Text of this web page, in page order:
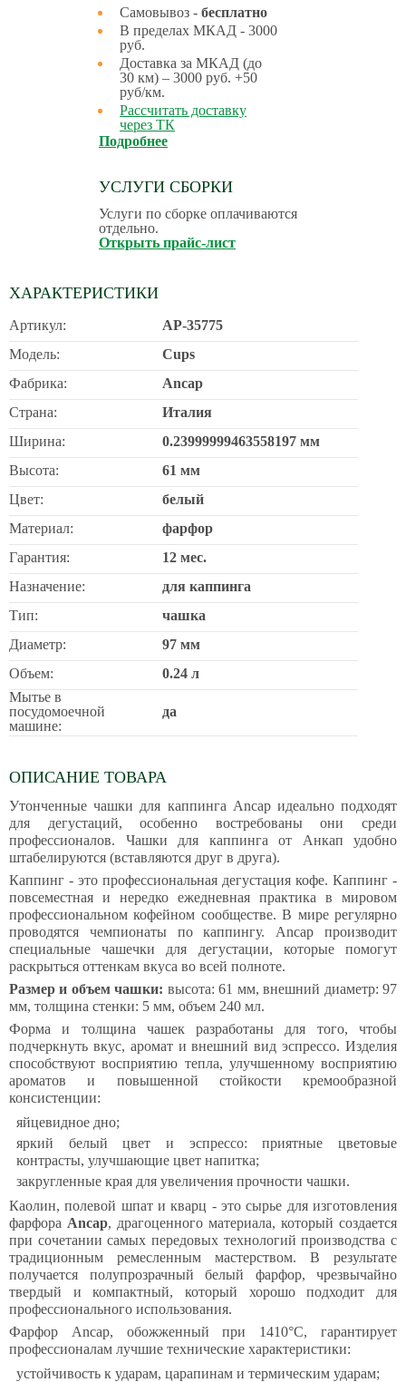
Самовывоз - бесплатно
В пределах МКАД - 3000
руб.
Доставка за МКАД (до
30 км) – 3000 руб. +50
руб/км.
Рассчитать доставку
через ТК
Подробнее
УСЛУГИ СБОРКИ
Услуги по сборке оплачиваются
отдельно.
Открыть прайс-лист
ХАРАКТЕРИСТИКИ
Артикул:
AP-35775
Модель:
Cups
Фабрика:
Ancap
Страна:
Италия
Ширина:
0.23999999463558197 мм
Высота:
61 мм
Цвет:
белый
Материал:
фарфор
Гарантия:
12 мес.
Назначение:
для каппинга
Тип:
чашка
Диаметр:
97 мм
Объем:
0.24 л
Мытье в
посудомоечной
машине:
да
ОПИСАНИЕ ТОВАРА
Утонченные чашки для каппинга Ancаp идеально подходят
для дегустаций, особенно востребованы они среди
профессионалов. Чашки для каппинга от Анкап удобно
штабелируются (вставляются друг в друга).
Каппинг - это профессиональная дегустация кофе. Каппинг -
повсеместная и нередко ежедневная практика в мировом
профессиональном кофейном сообществе. В мире регулярно
проводятся чемпионаты по каппингу. Ancap производит
специальные чашечки для дегустации, которые помогут
раскрыться оттенкам вкуса во всей полноте.
Размер и объем чашки: высота: 61 мм, внешний диаметр: 97
мм, толщина стенки: 5 мм, объем 240 мл.
Форма и толщина чашек разработаны для того, чтобы
подчеркнуть вкус, аромат и внешний вид эспрессо. Изделия
способствуют восприятию тепла, улучшенному восприятию
ароматов и повышенной стойкости кремообразной
консистенции:
яйцевидное дно;
яркий белый цвет и эспрессо: приятные цветовые
контрасты, улучшающие цвет напитка;
закругленные края для увеличения прочности чашки.
Каолин, полевой шпат и кварц - это сырье для изготовления
фарфора Ancap, драгоценного материала, который создается
при сочетании самых передовых технологий производства с
традиционным ремесленным мастерством. В результате
получается полупрозрачный белый фарфор, чрезвычайно
твердый и компактный, который хорошо подходит для
профессионального использования.
Фарфор Ancap, обожженный при 1410°C, гарантирует
профессионалам лучшие технические характеристики:
устойчивость к ударам, царапинам и термическим ударам;